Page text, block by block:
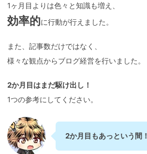
1ヶ月目よりは色々と知識も増え、
効率的に行動が行えました。
また、記事数だけではなく、
様々な観点からブログ経営を行いました。
2か月目はまだ駆け出し！
1つの参考にしてください。
2か月目もあっという間！